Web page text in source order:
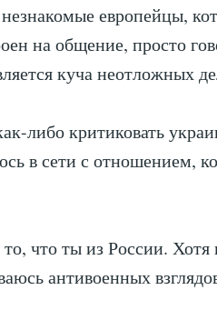
европейцы,
на общение, просто
куча неотложных
либо критиковать
в сети с отношением,
что ты из России.
антивоенных